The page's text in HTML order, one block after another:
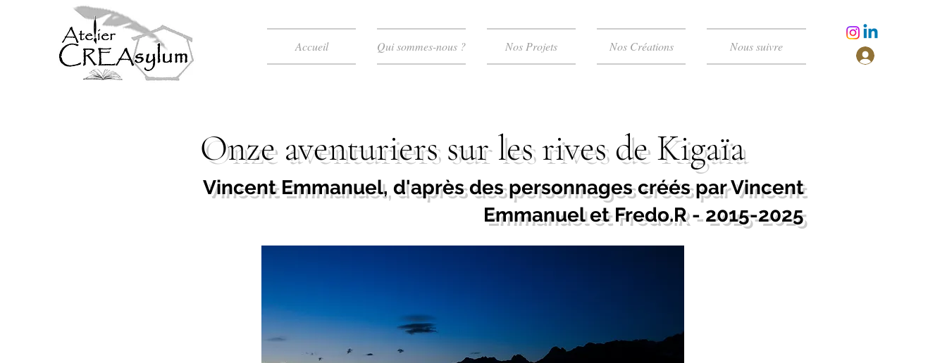
Accueil Qui sommes-nous ? Nos Projets Nos Créations Nous suivre
Onze aventuriers sur les rives de Kigaïa
Vincent Emmanuel, d'après des personnages créés par Vincent
Emmanuel et Fredo.R - 2015-2025